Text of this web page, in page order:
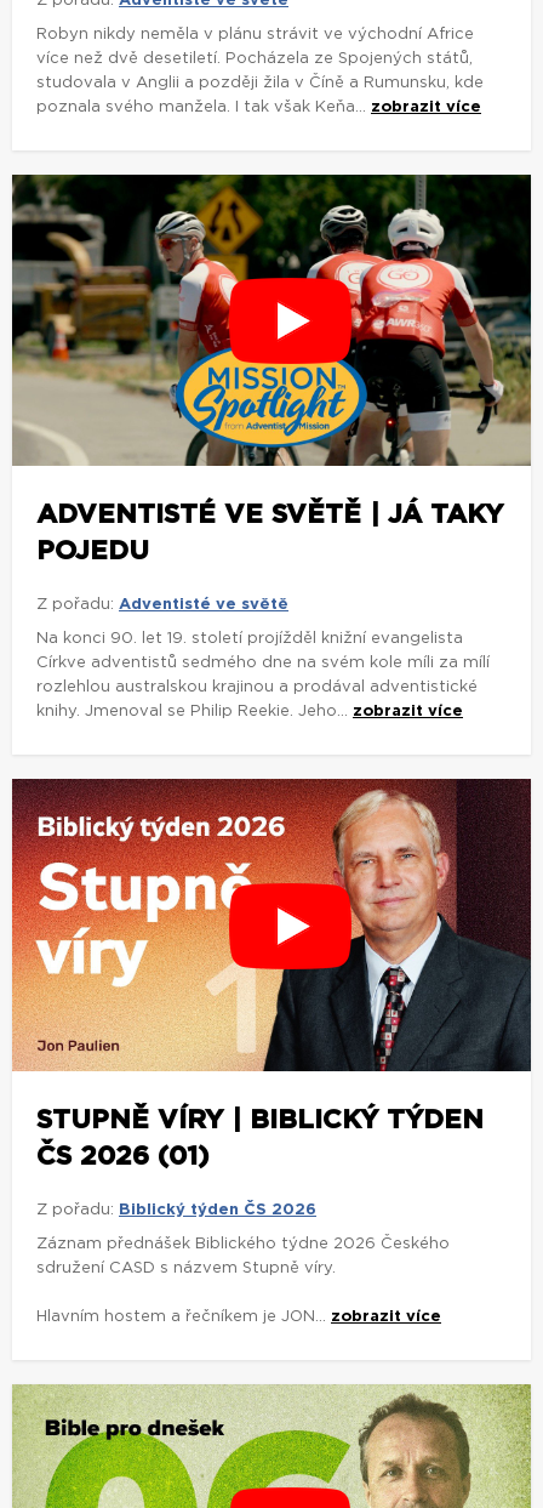
Robyn nikdy neměla v plánu strávit ve východní Africe
více než dvě desetiletí. Pocházela ze Spojených států,
studovala v Anglii a později žila v Číně a Rumunsku, kde
poznala svého manžela. I tak však Keňa... zobrazit více
ADVENTISTÉ VE SVĚTĚ | JÁ TAKY
POJEDU
Z pořadu: Adventisté ve světě
Na konci 90. let 19. století projížděl knižní evangelista
Církve adventistů sedmého dne na svém kole míli za mílí
rozlehlou australskou krajinou a prodával adventistické
knihy. Jmenoval se Philip Reekie. Jeho... zobrazit více
STUPNĚ VÍRY | BIBLICKÝ TÝDEN
ČS 2026 (01)
Z pořadu: Biblický týden ČS 2026
Záznam přednášek Biblického týdne 2026 Českého
sdružení CASD s názvem Stupně víry.
Hlavním hostem a řečníkem je JON... zobrazit více